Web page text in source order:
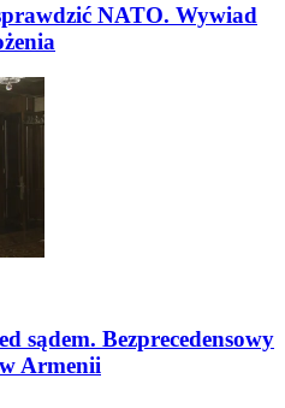
NATO. Wywiad
sądem. Bezprecedensowy
Armenii